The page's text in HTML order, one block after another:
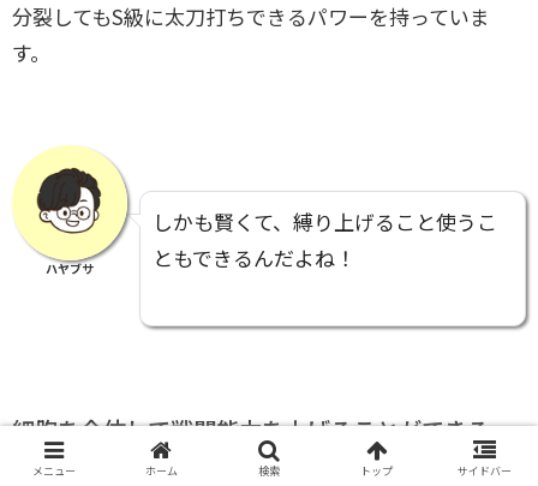
分裂してもS級に太刀打ちできるパワーを持っていま
す。
ハヤブサ
しかも賢くて、縛り上げること使うこ
ともできるんだよね！
細胞を合体して戦闘能力を上げることができる
メニュー ホーム 検索 トップ サイドバー